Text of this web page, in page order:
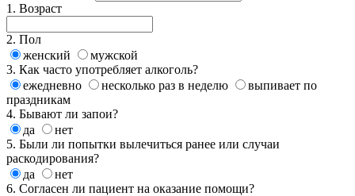
1. Возраст
2. Пол
женский
мужской
3. Как часто употребляет алкоголь?
ежедневно
несколько раз в неделю
выпивает по
праздникам
4. Бывают ли запои?
да
нет
5. Были ли попытки вылечиться ранее или случаи
раскодирования?
да
нет
6. Согласен ли пациент на оказание помощи?